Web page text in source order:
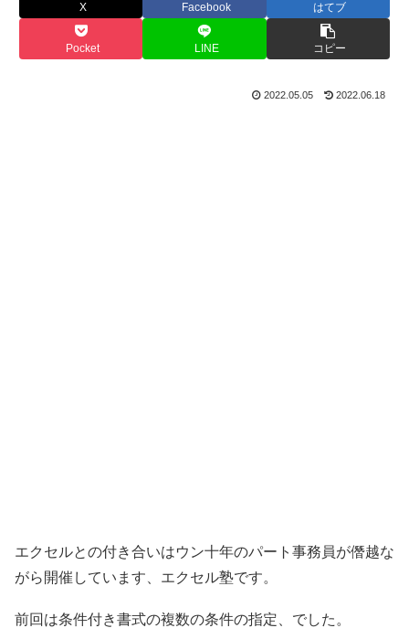
X Facebook はてブ
Pocket LINE コピー
2022.05.05 2022.06.18
エクセルとの付き合いはウン十年のパート事務員が僭越な
がら開催しています、エクセル塾です。
前回は条件付き書式の複数の条件の指定、でした。